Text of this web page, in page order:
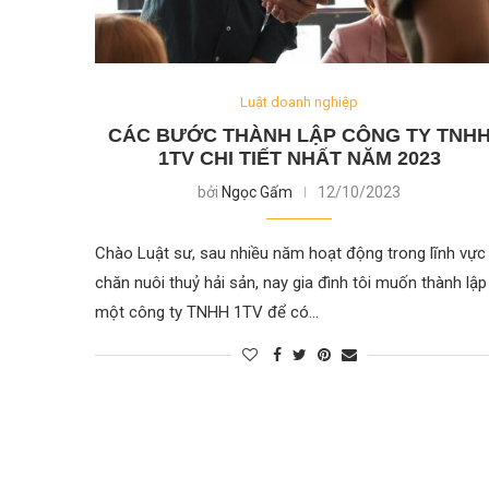
Luật doanh nghiệp
CÁC BƯỚC THÀNH LẬP CÔNG TY
1TV CHI TIẾT NHẤT NĂM 2023
bởi Ngọc Gấm 12/10/2023
Chào Luật sư, sau nhiều năm hoạt động trong lĩnh vực
chăn nuôi thuỷ hải sản, nay gia đình tôi muốn thành lập
một công ty TNHH 1TV để có…